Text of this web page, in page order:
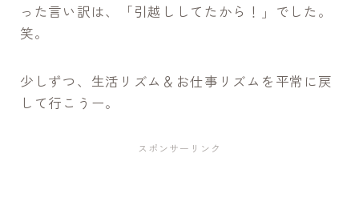
った言い訳は、「引越ししてたから！」でした。
笑。
少しずつ、生活リズム＆お仕事リズムを平常に戻
して行こうー。
スポンサーリンク